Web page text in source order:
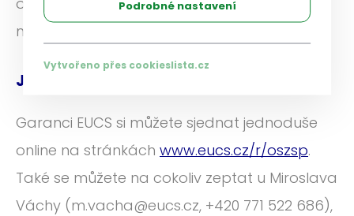
momenty s jistotou a klidem.
Jak začít?
Garanci EUCS si můžete sjednat jednoduše
online na stránkách www.eucs.cz/r/oszsp.
Také se můžete na cokoliv zeptat u Miroslava
Váchy (m.vacha@eucs.cz, +420 771 522 686),
Podrobné nastavení
Vytvořeno přes cookieslista.cz